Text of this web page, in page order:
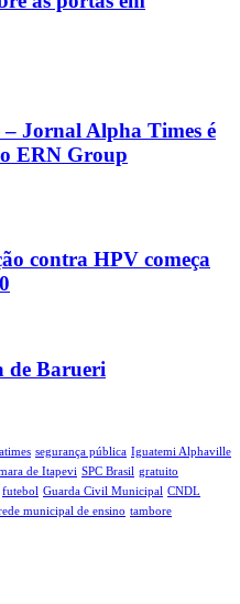
Jornal Alpha Times é
ERN Group
contra HPV começa
de Barueri
segurança pública Iguatemi Alphaville
de Itapevi‬ SPC Brasil gratuito
futebol Guarda Civil Municipal CNDL
municipal de ensino tambore